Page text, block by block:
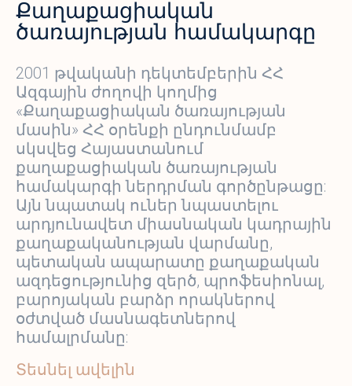
Քաղաքացիական
ծառայության համակարգը
2001 թվականի դեկտեմբերին ՀՀ
Ազգային ժողովի կողմից
«Քաղաքացիական ծառայության
մասին» ՀՀ օրենքի ընդունմամբ
սկսվեց Հայաստանում
քաղաքացիական ծառայության
համակարգի ներդրման գործընթացը:
Այն նպատակ ուներ նպաստելու
արդյունավետ միասնական կադրային
քաղաքականության վարմանը,
պետական ապարատը քաղաքական
ազդեցությունից զերծ, պրոֆեսիոնալ,
բարոյական բարձր որակներով
օժտված մասնագետներով
համալրմանը:
Տեսնել ավելին